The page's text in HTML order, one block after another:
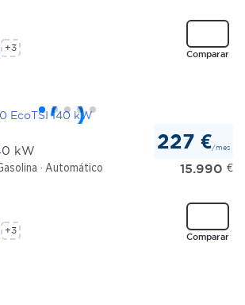
Comparar
+3
kW
Automático
227 €/mes
15.990 €
Comparar
+3